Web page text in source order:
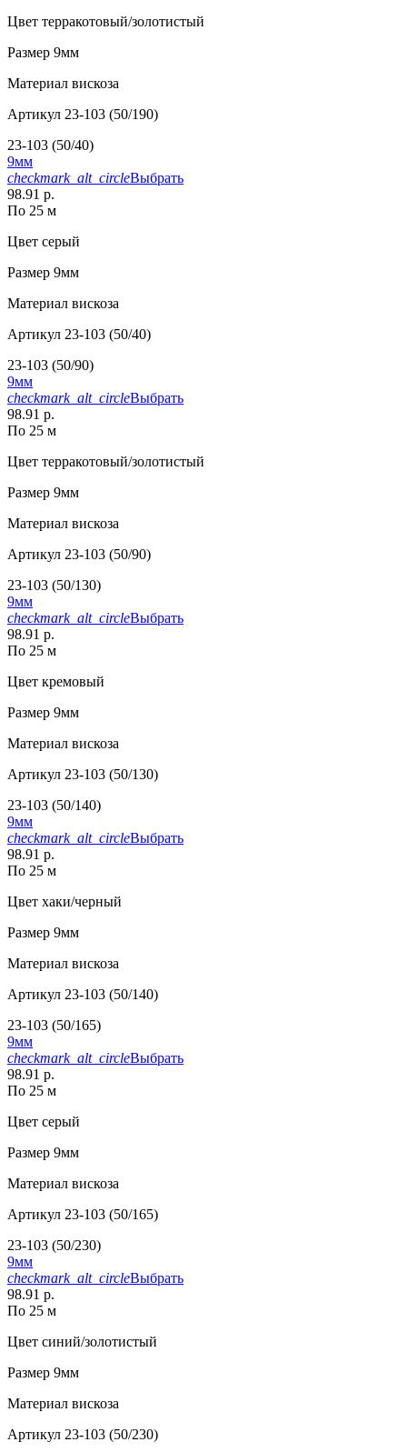
Цвет терракотовый/золотистый
Размер 9мм
Материал вискоза
Артикул 23-103 (50/190)
23-103 (50/40)
9мм
checkmark_alt_circleВыбрать
98.91 р.
По 25 м
Цвет серый
Размер 9мм
Материал вискоза
Артикул 23-103 (50/40)
23-103 (50/90)
9мм
checkmark_alt_circleВыбрать
98.91 р.
По 25 м
Цвет терракотовый/золотистый
Размер 9мм
Материал вискоза
Артикул 23-103 (50/90)
23-103 (50/130)
9мм
checkmark_alt_circleВыбрать
98.91 р.
По 25 м
Цвет кремовый
Размер 9мм
Материал вискоза
Артикул 23-103 (50/130)
23-103 (50/140)
9мм
checkmark_alt_circleВыбрать
98.91 р.
По 25 м
Цвет хаки/черный
Размер 9мм
Материал вискоза
Артикул 23-103 (50/140)
23-103 (50/165)
9мм
checkmark_alt_circleВыбрать
98.91 р.
По 25 м
Цвет серый
Размер 9мм
Материал вискоза
Артикул 23-103 (50/165)
23-103 (50/230)
9мм
checkmark_alt_circleВыбрать
98.91 р.
По 25 м
Цвет синий/золотистый
Размер 9мм
Материал вискоза
Артикул 23-103 (50/230)